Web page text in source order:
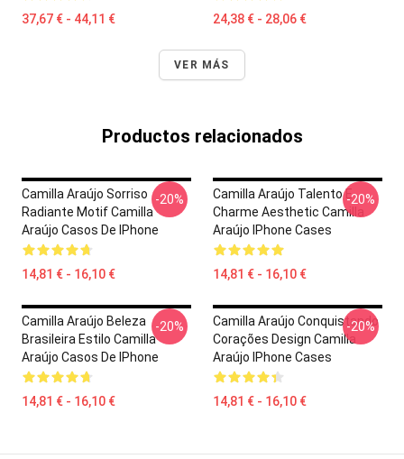
37,67 € - 44,11 € 24,38 € - 28,06 €
VER MÁS
Productos relacionados
Camilla Araújo Sorriso
Radiante Motif Camilla
Araújo Casos De IPhone
14,81 € - 16,10 €
-20%
Camilla Araújo Talento E
Charme Aesthetic Camilla
Araújo IPhone Cases
14,81 € - 16,10 €
-20%
Camilla Araújo Beleza
Brasileira Estilo Camilla
Araújo Casos De IPhone
14,81 € - 16,10 €
-20%
Camilla Araújo Conquistando
Corações Design Camilla
Araújo IPhone Cases
14,81 € - 16,10 €
-20%